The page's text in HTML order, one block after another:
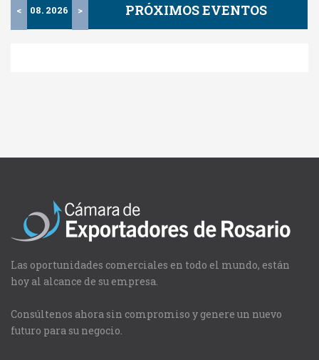
< 08. 2026 > PRÓXIMOS EVENTOS
Las oportunidades comerciales en todo el mundo, están
hoy al alcance de su empresa.
Consúltenos ahora sin compromiso y genere un nuevo
futuro para su negocio.